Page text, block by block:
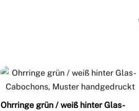
Ohrringe grün / weiß hinter Glas-